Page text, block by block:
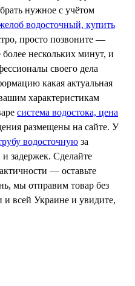
нужное с учётом
водосточный, купить
просто позвоните —
более нескольких минут, и
своего дела
какая актуальная
характеристикам
система водостока, цена
размещены на сайте. У
водосточную за
задержек. Сделайте
— оставьте
мы отправим товар без
и всей Украине и увидите,